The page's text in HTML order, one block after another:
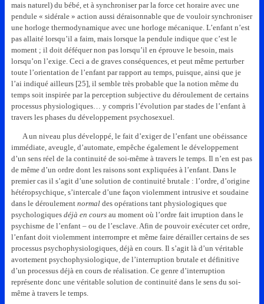
mais naturel) du bébé, et à synchroniser par la force cet horaire avec une
pendule « sidérale » action aussi déraisonnable que de vouloir synchroniser
une horloge thermodynamique avec une horloge mécanique. L’enfant n’est
pas allaité lorsqu’il a faim, mais lorsque la pendule indique que c’est le
moment ; il doit déféquer non pas lorsqu’il en éprouve le besoin, mais
lorsqu’on l’exige. Ceci a de graves conséquences, et peut même perturber
toute l’orientation de l’enfant par rapport au temps, puisque, ainsi que je
l’ai indiqué ailleurs [25], il semble très probable que la notion même du
temps soit inspirée par la perception subjective du déroulement de certains
processus physiologiques… y compris l’évolution par stades de l’enfant à
travers les phases du développement psychosexuel.
A un niveau plus développé, le fait d’exiger de l’enfant une obéissance
immédiate, aveugle, d’automate, empêche également le développement
d’un sens réel de la continuité de soi-même à travers le temps. Il n’en est pas
de même d’un ordre dont les raisons sont expliquées à l’enfant. Dans le
premier cas il s’agit d’une solution de continuité brutale : l’ordre, d’origine
hétéropsychique, s’intercale d’une façon violemment intrusive et soudaine
dans le déroulement normaldes opérations tant physiologiques que
psychologiques déjà en coursau moment où l’ordre fait irruption dans le
psychisme de l’enfant – ou de l’esclave. Afin de pouvoir exécuter cet ordre,
l’enfant doit violemment interrompre et même faire dérailler certains de ses
processus psychophysiologiques, déjà en cours. Il s’agit là d’un véritable
avortement psychophysiologique, de l’interruption brutale et définitive
d’un processus déjà en cours de réalisation. Ce genre d’interruption
représente donc une véritable solution de continuité dans le sens du soi-
même à travers le temps.